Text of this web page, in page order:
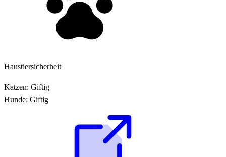
Haustiersicherheit
Katzen: Giftig
Hunde: Giftig